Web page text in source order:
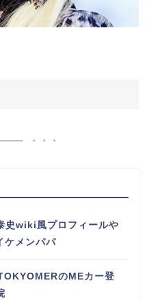
史wiki風プロフィールや
ケメンパパ
のMEカー登